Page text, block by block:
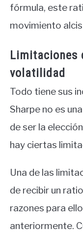
fórmula, este
movimiento
Limitaciones
volatilidad
Todo tiene sus
Sharpe no es
de ser la
hay ciertas
Una de las
de recibir un
razones para
anteriormente.